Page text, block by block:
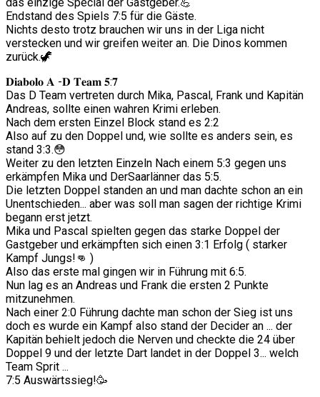
Endstand des Spiels 7:5 für die Gäste.
Nichts desto trotz brauchen wir uns in der Liga nicht
verstecken und wir greifen weiter an. Die Dinos kommen
zurück.🦖
𝐃𝐢𝐚𝐛𝐨𝐥𝐨 𝐀 -𝐃 𝐓𝐞𝐚𝐦 𝟓:𝟕
Das D Team vertreten durch Mika, Pascal, Frank und Kapitän
Andreas, sollte einen wahren Krimi erleben.
Nach dem ersten Einzel Block stand es 2:2
Also auf zu den Doppel und, wie sollte es anders sein, es
stand 3:3.😳
Weiter zu den letzten Einzeln Nach einem 5:3 gegen uns
erkämpfen Mika und DerSaarlänner das 5:5.
Die letzten Doppel standen an und man dachte schon an ein
Unentschieden... aber was soll man sagen der richtige Krimi
begann erst jetzt.
Mika und Pascal spielten gegen das starke Doppel der
Gastgeber und erkämpften sich einen 3:1 Erfolg ( starker
Kampf Jungs!👊 )
Also das erste mal gingen wir in Führung mit 6:5.
Nun lag es an Andreas und Frank die ersten 2 Punkte
mitzunehmen.
Nach einer 2:0 Führung dachte man schon der Sieg ist uns
doch es wurde ein Kampf also stand der Decider an ... der
Kapitän behielt jedoch die Nerven und checkte die 24 über
Doppel 9 und der letzte Dart landet in der Doppel 3... welch
Team Sprit ...
7:5 Auswärtssieg!🥳